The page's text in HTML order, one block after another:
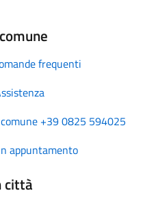
frequenti
+39 0825 594025
appuntamento
città